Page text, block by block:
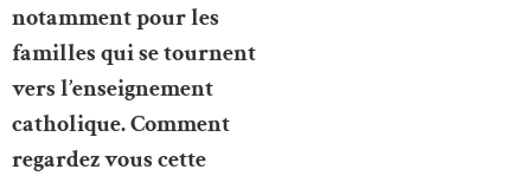
notamment pour les
familles qui se tournent
vers l’enseignement
catholique. Comment
regardez vous cette